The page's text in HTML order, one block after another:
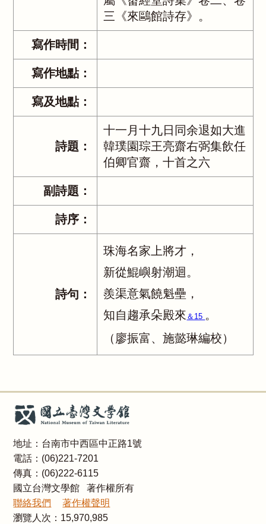
三《來鷗館詩存》。
寫作時間：
寫作地點：
寫及地點：
詩題：
十一月十九日同余退如大進
韓璞園琮王亮齋右弼集飲任
伯卿官齋，十首之六
副詩題：
詩序：
詩句：
珠海名家上將才，
新從鯤嶼射潮迴。
羨渠意氣饒魁壘，
知自趨承朵殿來 ＆15 。
（廖振富、施懿琳編校）
地址：台南市中西區中正路1號
電話：(06)221-7201
傳真：(06)222-6115
國立台灣文學館 著作權所有
聯絡我們
著作權聲明
瀏覽人次： 15,970,985